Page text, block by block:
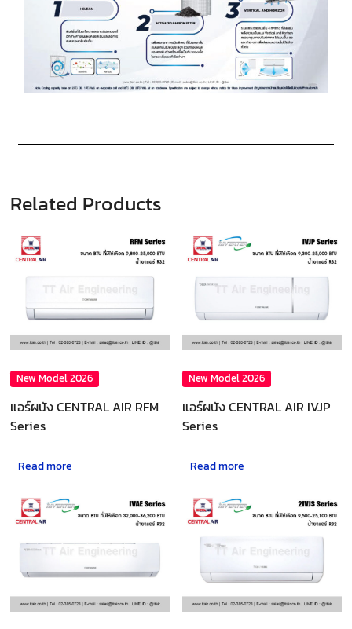
Related Products
New Model 2026
แอร์ผนัง CENTRAL AIR RFM
Series
Read more
New Model 2026
แอร์ผนัง CENTRAL AIR IVJP
Series
Read more